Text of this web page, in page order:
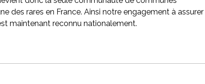
des rares en France. Ainsi notre engagement à assurer
maintenant reconnu nationalement.